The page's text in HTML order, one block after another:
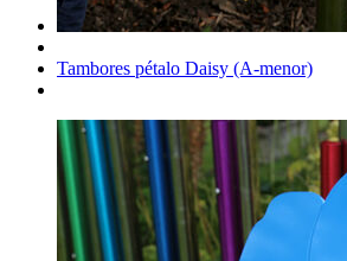
Tambores pétalo Daisy (A-menor)